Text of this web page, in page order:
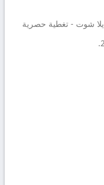
يلا شوت - تغطية حصرية